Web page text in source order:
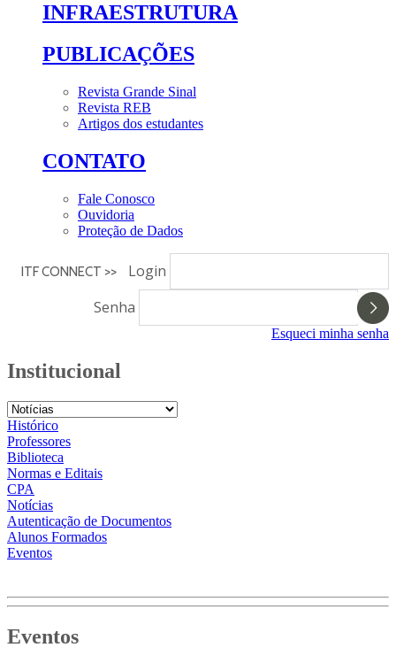
INFRAESTRUTURA
PUBLICAÇÕES
Revista Grande Sinal
Revista REB
Artigos dos estudantes
CONTATO
Fale Conosco
Ouvidoria
Proteção de Dados
ITF CONNECT >>
Login
Senha
Esqueci minha senha
Institucional
Histórico
Professores
Biblioteca
Normas e Editais
CPA
Notícias
Autenticação de Documentos
Alunos Formados
Eventos
Eventos